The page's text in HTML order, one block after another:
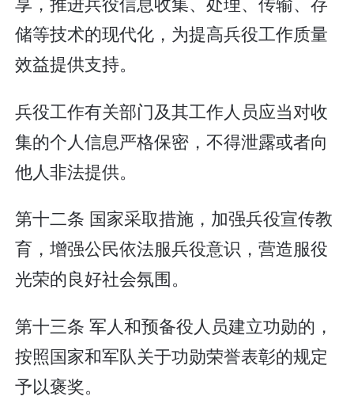
储等技术的现代化，为提高兵役工作质量
效益提供支持。
兵役工作有关部门及其工作人员应当对收
集的个人信息严格保密，不得泄露或者向
他人非法提供。
第十二条 国家采取措施，加强兵役宣传教
育，增强公民依法服兵役意识，营造服役
光荣的良好社会氛围。
第十三条 军人和预备役人员建立功勋的，
按照国家和军队关于功勋荣誉表彰的规定
予以褒奖。